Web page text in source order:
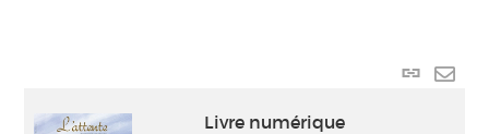
Lien
Livre numérique